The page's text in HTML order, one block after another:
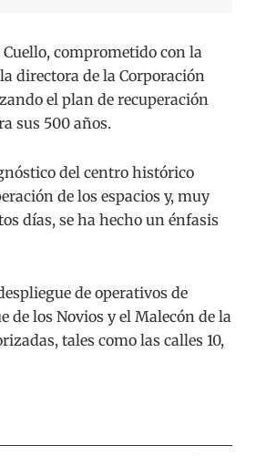
comprometido con la
directora de la Corporación
el plan de recuperación
sus 500 años.
del centro histórico
de los espacios y, muy
días, se ha hecho un énfasis
de operativos de
de los Novios y el Malecón de la
tales como las calles 10,